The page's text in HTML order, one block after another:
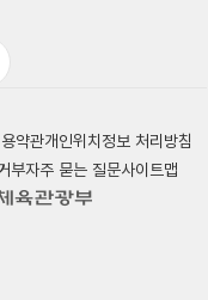
약관개인위치정보 처리방침
부자주 묻는 질문사이트맵